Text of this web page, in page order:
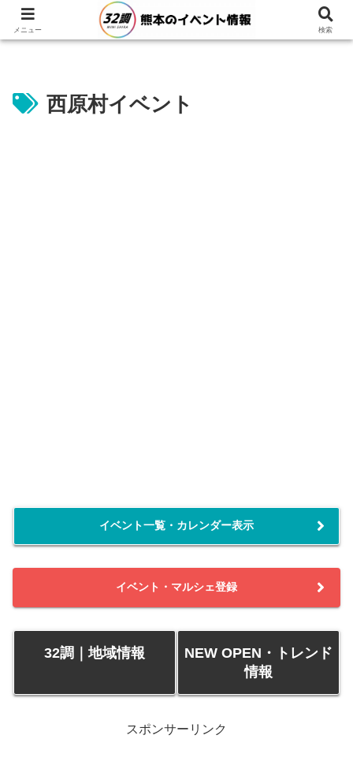
西原村イベント
イベント一覧・カレンダー表示
イベント・マルシェ登録
32調｜地域情報
NEW OPEN・トレンド
情報
スポンサーリンク
メニュー 検索